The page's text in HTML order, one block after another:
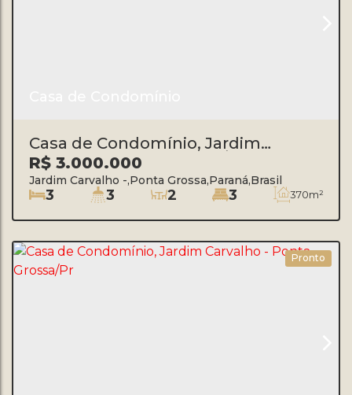
Casa de Condomínio, Jardim
Carvalho - Ponta Grossa/PR
R$3.000.000
Jardim Carvalho ,Ponta Grossa,Paraná,Brasil
3 3 2 3 370m²
Pronto